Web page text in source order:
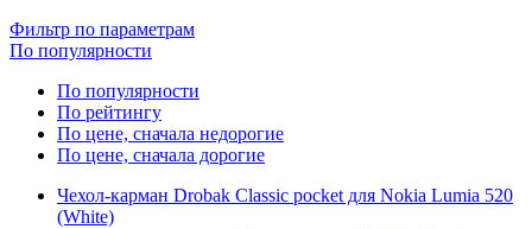
Фильтр по параметрам
По популярности
По популярности
По рейтингу
По цене, сначала недорогие
По цене, сначала дорогие
Чехол-карман Drobak Classic pocket для Nokia Lumia 520
(White)